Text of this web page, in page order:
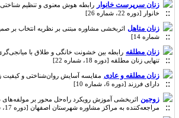
زنان سرپرست خانوار رابطه هوش معنوی و تنظیم شناختی
خانوار [دوره 22، شماره 26]
زنان متاهل
شماره 14]
زنان مطلقه رابطه بین خشونت خانگی و طلاق با
تنهایی زنان مطلقه [دوره 18، شماره 22]
زنان مطلقه و عادی مقایسه آسایش روان‌شناختی و کیفیت
دارای فرزند [دوره 6، شماره 10]
زوجین اثربخشی آموزش رویکرد راه‌حل محور بر مولفه‌های
مراجعه‌کننده به مراکز مشاوره شهرستان اصفهان [دوره 17، شماره 21]